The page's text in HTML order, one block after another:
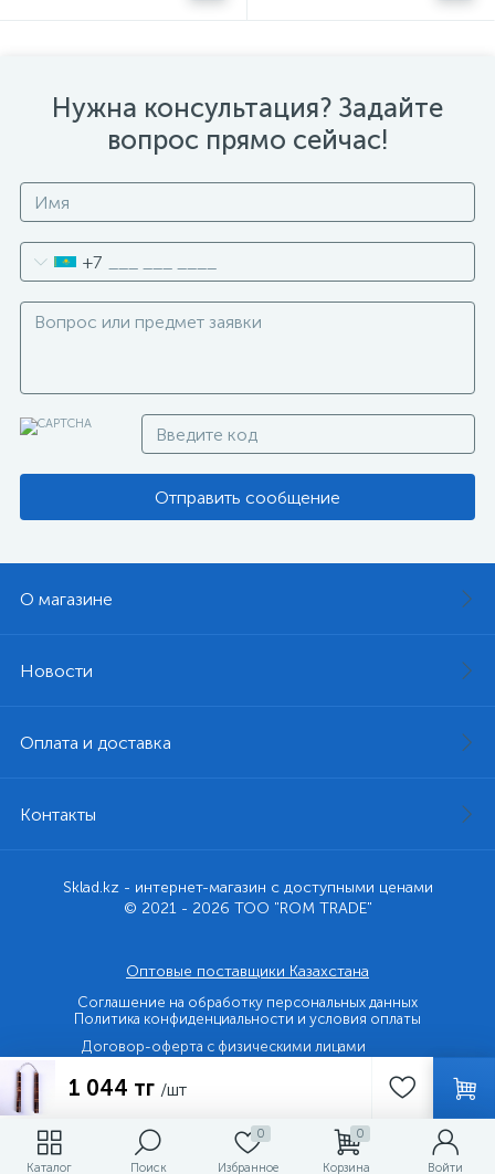
Каталог Поиск
0
Избранное
0
Корзина Войти
1 044 тг /шт
Нужна консультация? Задайте
вопрос прямо сейчас!
+7
Отправить сообщение
О магазине
Новости
Оплата и доставка
Контакты
Sklad.kz - интернет-магазин с доступными ценами
© 2021 - 2026 ТОО "ROM TRADE"
Оптовые поставщики Казахстана
Соглашение на обработку персональных данных
Политика конфиденциальности и условия оплаты
Договор-оферта с физическими лицами
Договор-оферта с юридическими лицами и ИП